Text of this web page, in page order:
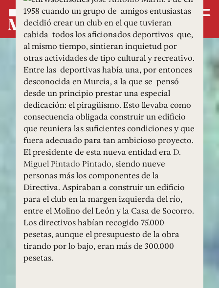
1958 cuando un grupo de amigos entusiastas
decidió crear un club en el que tuvieran
cabida todos los aficionados deportivos que,
al mismo tiempo, sintieran inquietud por
otras actividades de tipo cultural y recreativo.
Entre las deportivas había una, por entonces
desconocida en Murcia, a la que se pensó
desde un principio prestar una especial
dedicación: el piragüismo. Esto llevaba como
consecuencia obligada construir un edificio
que reuniera las suficientes condiciones y que
fuera adecuado para tan ambicioso proyecto.
El presidente de esta nueva entidad era D.
Miguel Pintado Pintado, siendo nueve
personas más los componentes de la
Directiva. Aspiraban a construir un edificio
para el club en la margen izquierda del río,
entre el Molino del León y la Casa de Socorro.
Los directivos habían recogido 75.000
pesetas, aunque el presupuesto de la obra
tirando por lo bajo, eran más de 300.000
pesetas.